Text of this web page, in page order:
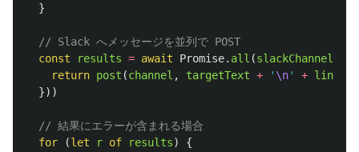
}
// Slack へメッセージを並列で POST
const
results = await Promise. all (slackChannels
return post (channel , targetText + ' \n' + linkUrl
}))
// 結果にエラーが含まれる場合
for
(let r of results)
{